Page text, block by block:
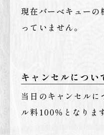
現在バーベキューの
っていません。
キャンセルについ
当日のキャンセルに
ル料100％となりま